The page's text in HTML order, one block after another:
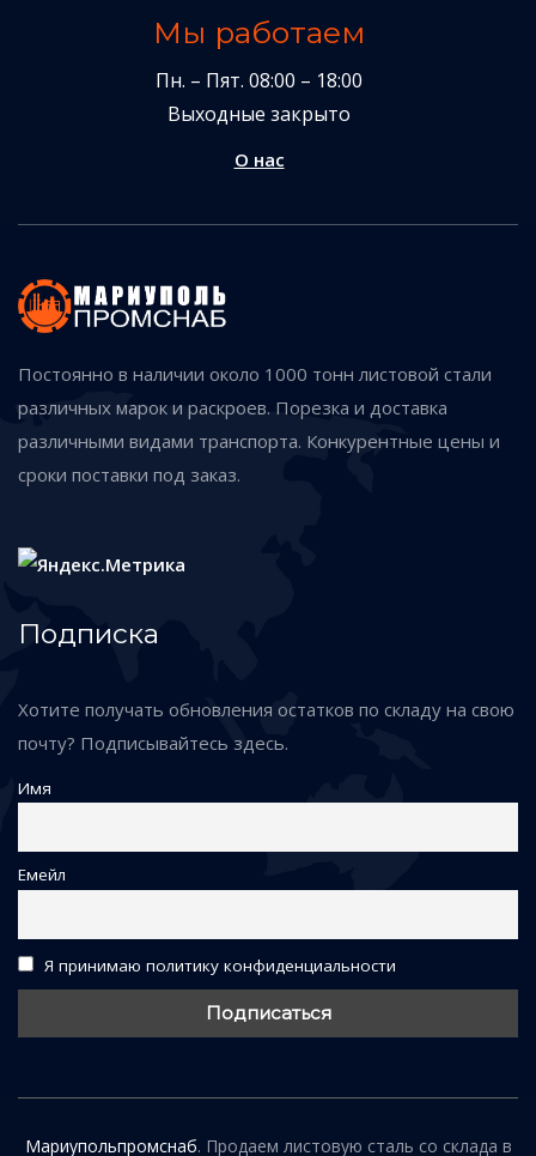
Мы работаем
Пн. – Пят. 08:00 – 18:00
Выходные закрыто
О нас
Постоянно в наличии около 1000 тонн листовой стали
различных марок и раскроев. Порезка и доставка
различными видами транспорта. Конкурентные цены и
сроки поставки под заказ.
Подписка
Хотите получать обновления остатков по складу на свою
почту? Подписывайтесь здесь.
Имя
Емейл
Я принимаю политику конфиденциальности
Мариупольпромснаб. Продаем листовую сталь со склада в